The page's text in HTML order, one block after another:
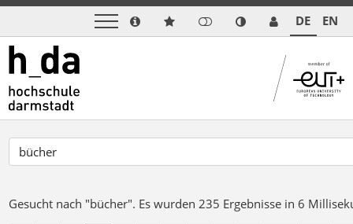
DE EN
Gesucht nach "bücher". Es wurden 235 Ergebnisse in 6